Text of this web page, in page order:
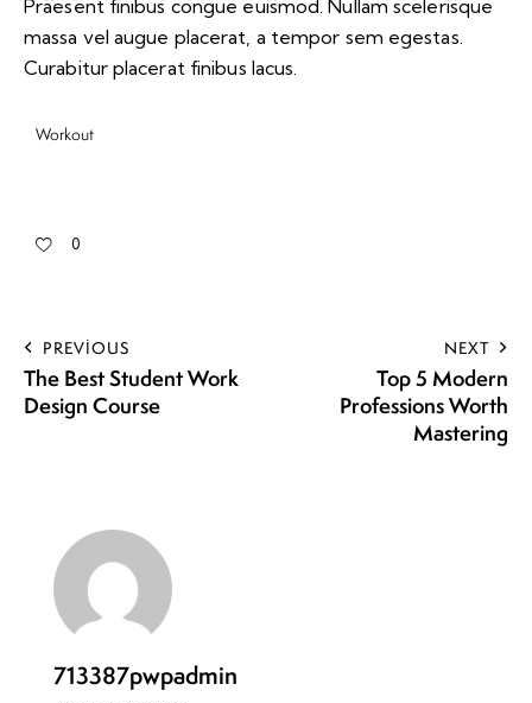
Praesent finibus congue euismod. Nullam scelerisque
massa vel augue placerat, a tempor sem egestas.
Curabitur placerat finibus lacus.
Workout
0
PREVIOUS
The Best Student Work
Design Course
NEXT
Top 5 Modern
Professions Worth
Mastering
713387pwpadmin